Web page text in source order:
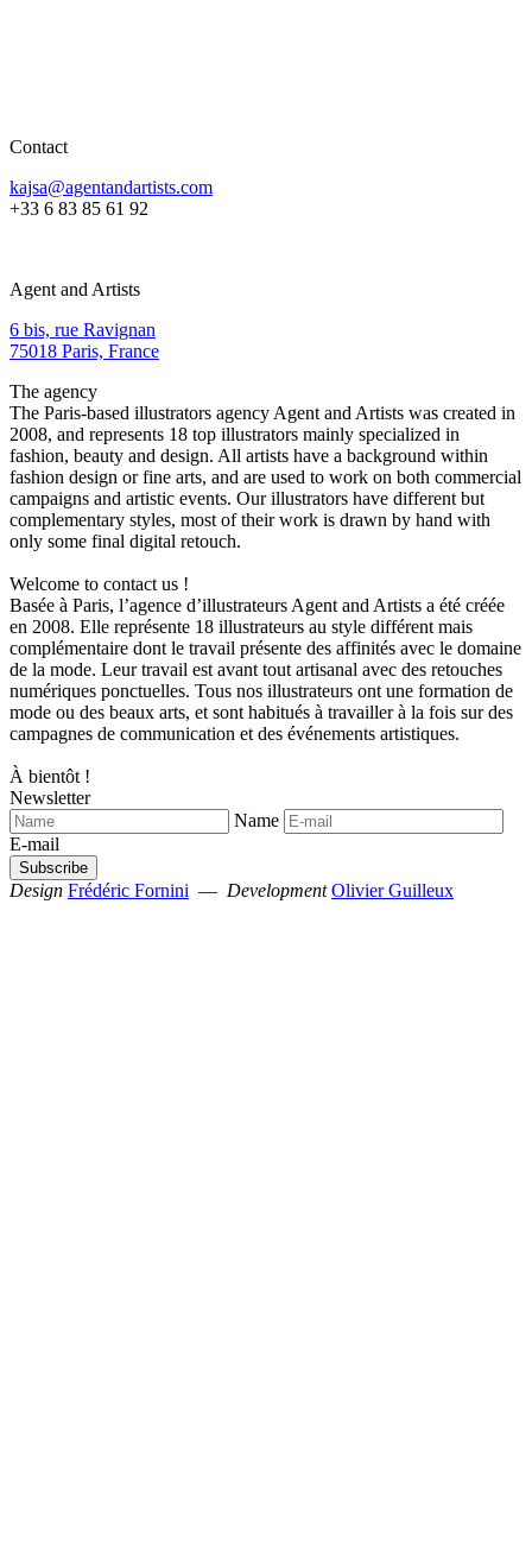
Contact
kajsa@agentandartists.com
+33 6 83 85 61 92
Agent and Artists
6 bis, rue Ravignan
75018 Paris, France
The agency
The Paris-based illustrators agency Agent and Artists was created in
2008, and represents 18 top illustrators mainly specialized in
fashion, beauty and design. All artists have a background within
fashion design or fine arts, and are used to work on both commercial
campaigns and artistic events. Our illustrators have different but
complementary styles, most of their work is drawn by hand with
only some final digital retouch.
Welcome to contact us !
Basée à Paris, l’agence d’illustrateurs Agent and Artists a été créée
en 2008. Elle représente 18 illustrateurs au style différent mais
complémentaire dont le travail présente des affinités avec le domaine
de la mode. Leur travail est avant tout artisanal avec des retouches
numériques ponctuelles. Tous nos illustrateurs ont une formation de
mode ou des beaux arts, et sont habitués à travailler à la fois sur des
campagnes de communication et des événements artistiques.
À bientôt !
Newsletter
Name
E-mail
Design Frédéric Fornini — Development Olivier Guilleux